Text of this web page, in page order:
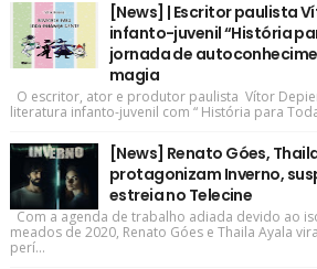
[News] | Escritor paulista
infanto-juvenil “História
jornada de
magia
O escritor, ator e produtor paulista Vítor
literatura infanto-juvenil com “ História para
[News] Renato Góes,
protagonizam Inverno,
estreia no Telecine
Com a agenda de trabalho adiada devido ao
meados de 2020, Renato Góes e Thaila Ayala
perí...